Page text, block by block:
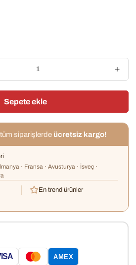
Sepete ekle
siparişlerde ücretsiz kargo!
· Fransa · Avusturya · İsveç ·
En trend ürünler
AMEX